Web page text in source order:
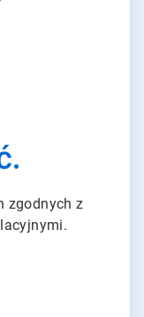
zgodnych z